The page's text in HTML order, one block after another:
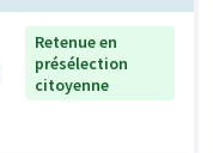
Retenue en
présélection
citoyenne